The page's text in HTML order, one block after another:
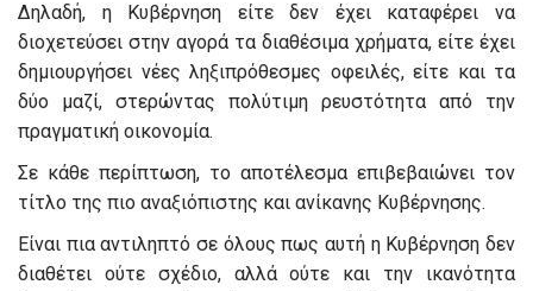
Δηλαδή, η Κυβέρνηση είτε δεν έχει καταφέρει να
διοχετεύσει στην αγορά τα διαθέσιμα χρήματα, είτε έχει
δημιουργήσει νέες ληξιπρόθεσμες οφειλές, είτε και τα
δύο μαζί, στερώντας πολύτιμη ρευστότητα από την
πραγματική οικονομία.
Σε κάθε περίπτωση, το αποτέλεσμα επιβεβαιώνει τον
τίτλο της πιο αναξιόπιστης και ανίκανης Κυβέρνησης.
Είναι πια αντιληπτό σε όλους πως αυτή η Κυβέρνηση δεν
διαθέτει ούτε σχέδιο, αλλά ούτε και την ικανότητα